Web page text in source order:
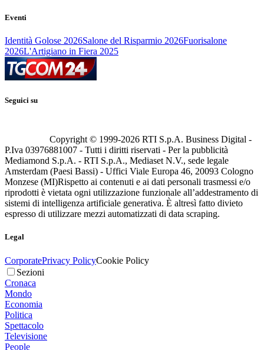
Eventi
Identità Golose 2026Salone del Risparmio 2026Fuorisalone
2026L'Artigiano in Fiera 2025
Seguici su
Copyright © 1999-2026 RTI S.p.A. Business Digital -
P.Iva 03976881007 - Tutti i diritti riservati - Per la pubblicità
Mediamond S.p.A. - RTI S.p.A., Mediaset N.V., sede legale
Amsterdam (Paesi Bassi) - Uffici Viale Europa 46, 20093 Cologno
Monzese (MI)Rispetto ai contenuti e ai dati personali trasmessi e/o
riprodotti è vietata ogni utilizzazione funzionale all’addestramento di
sistemi di intelligenza artificiale generativa. È altresì fatto divieto
espresso di utilizzare mezzi automatizzati di data scraping.
Legal
CorporatePrivacy PolicyCookie Policy
Sezioni
Cronaca
Mondo
Economia
Politica
Spettacolo
Televisione
People